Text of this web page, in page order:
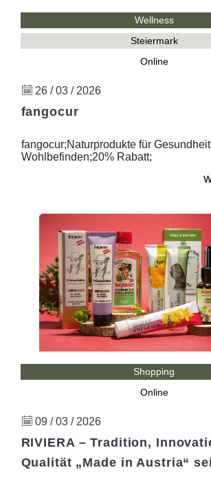
Wellness
Steiermark
Online
26 / 03 / 2026
fangocur
fangocur;Naturprodukte für
Wohlbefinden;20% Rabatt;
Shopping
Online
09 / 03 / 2026
RIVIERA – Tradition,
Qualität „Made in Austria“